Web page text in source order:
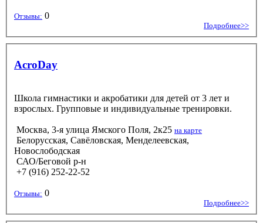
Отзывы: 0
Подробнее>>
AcroDay
Школа гимнастики и акробатики для детей от 3 лет и
взрослых. Групповые и индивидуальные тренировки.
Москва, 3-я улица Ямского Поля, 2к25 на карте
Белорусская, Савёловская, Менделеевская,
Новослободская
САО/Беговой р-н
+7 (916) 252-22-52
Отзывы: 0
Подробнее>>